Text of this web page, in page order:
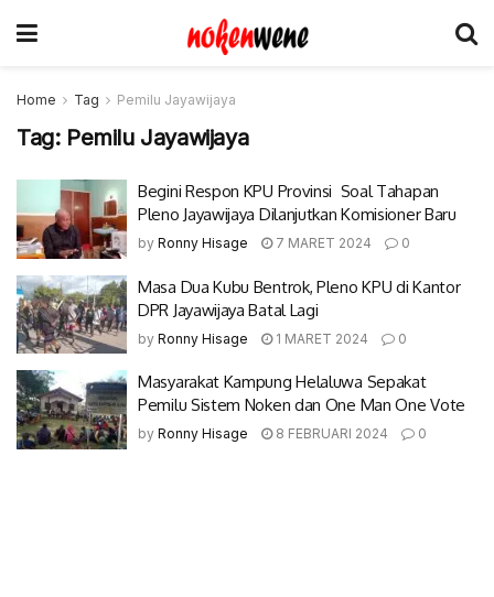
Home Tag Pemilu Jayawijaya
Tag: Pemilu Jayawijaya
Begini Respon KPU Provinsi Soal Tahapan
Pleno Jayawijaya Dilanjutkan Komisioner Baru
by Ronny Hisage 7 MARET 2024 0
Masa Dua Kubu Bentrok, Pleno KPU di Kantor
DPR Jayawijaya Batal Lagi
by Ronny Hisage 1 MARET 2024 0
Masyarakat Kampung Helaluwa Sepakat
Pemilu Sistem Noken dan One Man One Vote
by Ronny Hisage 8 FEBRUARI 2024 0